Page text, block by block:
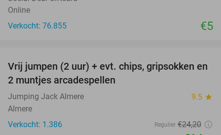
Online
Verkocht: 76.855
€5
38%
Vrij jumpen (2 uur) + evt. chips, gripsokken en
2 muntjes arcadespellen
Jumping Jack Almere 9.5 star
Almere
Verkocht: 1.386
Regulier €24,20